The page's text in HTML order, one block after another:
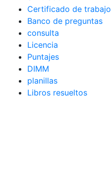
Certificado de trabajo
Banco de preguntas
consulta
Licencia
Puntajes
DIMM
planillas
Libros resueltos